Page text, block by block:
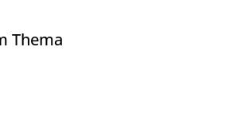
Thema